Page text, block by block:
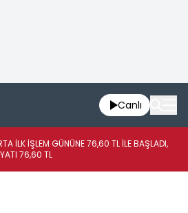
Canlı
İLK İŞLEM GÜNÜNE 76,60 TL İLE BAŞLADI,
76,60 TL